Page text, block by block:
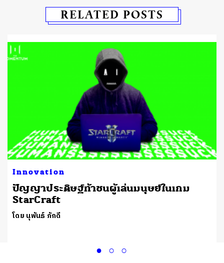
RELATED POSTS
Innovation
ปัญญาประดิษฐ์ท้าชนผู้เล่นมนุษย์ในเกม
StarCraft
โดย นุพันธ์ ภักดี